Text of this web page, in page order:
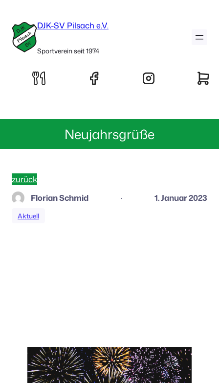
DJK-SV Pilsach e.V.
Sportverein seit 1974
Neujahrsgrüße
zurück
Florian Schmid
· 1. Januar 2023
Aktuell